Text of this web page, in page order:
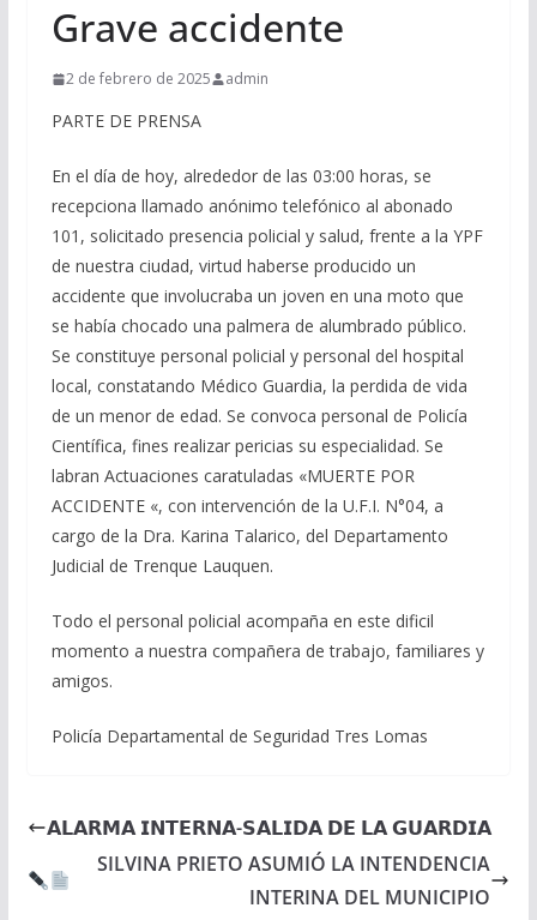
Grave accidente
2 de febrero de 2025 admin
PARTE DE PRENSA
En el día de hoy, alrededor de las 03:00 horas, se
recepciona llamado anónimo telefónico al abonado
101, solicitado presencia policial y salud, frente a la YPF
de nuestra ciudad, virtud haberse producido un
accidente que involucraba un joven en una moto que
se había chocado una palmera de alumbrado público.
Se constituye personal policial y personal del hospital
local, constatando Médico Guardia, la perdida de vida
de un menor de edad. Se convoca personal de Policía
Científica, fines realizar pericias su especialidad. Se
labran Actuaciones caratuladas «MUERTE POR
ACCIDENTE «, con intervención de la U.F.I. N°04, a
cargo de la Dra. Karina Talarico, del Departamento
Judicial de Trenque Lauquen.
Todo el personal policial acompaña en este dificil
momento a nuestra compañera de trabajo, familiares y
amigos.
Policía Departamental de Seguridad Tres Lomas
𝗔𝗟𝗔𝗥𝗠𝗔 𝗜𝗡𝗧𝗘𝗥𝗡𝗔-𝗦𝗔𝗟𝗜𝗗𝗔 𝗗𝗘 𝗟𝗔 𝗚𝗨𝗔𝗥𝗗𝗜𝗔
SILVINA PRIETO ASUMIÓ LA INTENDENCIA
INTERINA DEL MUNICIPIO